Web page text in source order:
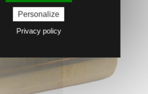
Personalize
Privacy policy